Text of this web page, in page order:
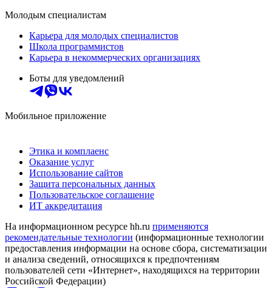
Молодым специалистам
Карьера для молодых специалистов
Школа программистов
Карьера в некоммерческих организациях
Боты для уведомлений
Мобильное приложение
Этика и комплаенс
Оказание услуг
Использование сайтов
Защита персональных данных
Пользовательское соглашение
ИТ аккредитация
На информационном ресурсе hh.ru применяются
рекомендательные технологии (информационные технологии
предоставления информации на основе сбора, систематизации
и анализа сведений, относящихся к предпочтениям
пользователей сети «Интернет», находящихся на территории
Российской Федерации)